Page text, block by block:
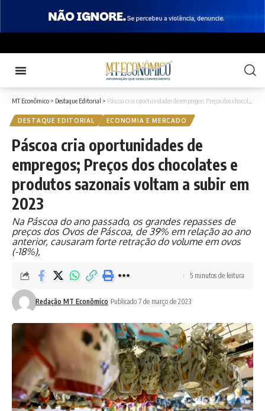
MT Econômico > Destaque Editorial > Páscoa cria oportunidades de empregos; Preços dos chocolates e produtos sazonais voltam a subir em 2023
DESTAQUE EDITORIAL ECONOMIA E MERCADO
Páscoa cria oportunidades de
empregos; Preços dos chocolates e
produtos sazonais voltam a subir em
2023
Na Páscoa do ano passado, os grandes repasses de
preços dos Ovos de Páscoa, de 39% em relação ao ano
anterior, causaram forte retração do volume em ovos
(-18%),
Redação MT Econômico Publicado 7 de março de 2023
5 minutos de leitura